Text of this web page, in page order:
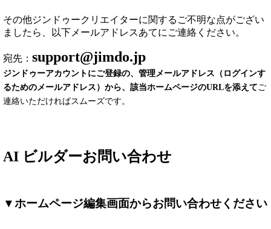
その他ジンドゥークリエイターに関するご不明な点がござい
ましたら、以下メールアドレスあてにご連絡ください。
宛先： support@jimdo.jp
ジンドゥーアカウントにご登録の、管理メールアドレス（ログインす
るためのメールアドレス）から、該当ホームページのURLを添えてご
連絡いただければスムーズです。
AI ビルダーお問い合わせ
▼ホームページ編集画面からお問い合わせください